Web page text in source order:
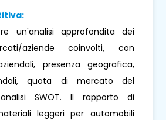
un'analisi approfondita dei
aziende coinvolti, con
presenza geografica,
quota di mercato del
SWOT. Il rapporto di
leggeri per automobili